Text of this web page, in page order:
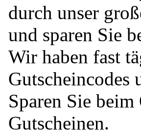
durch unser
und sparen Sie
Wir haben fast
Gutscheincodes
Sparen Sie
Gutscheinen.